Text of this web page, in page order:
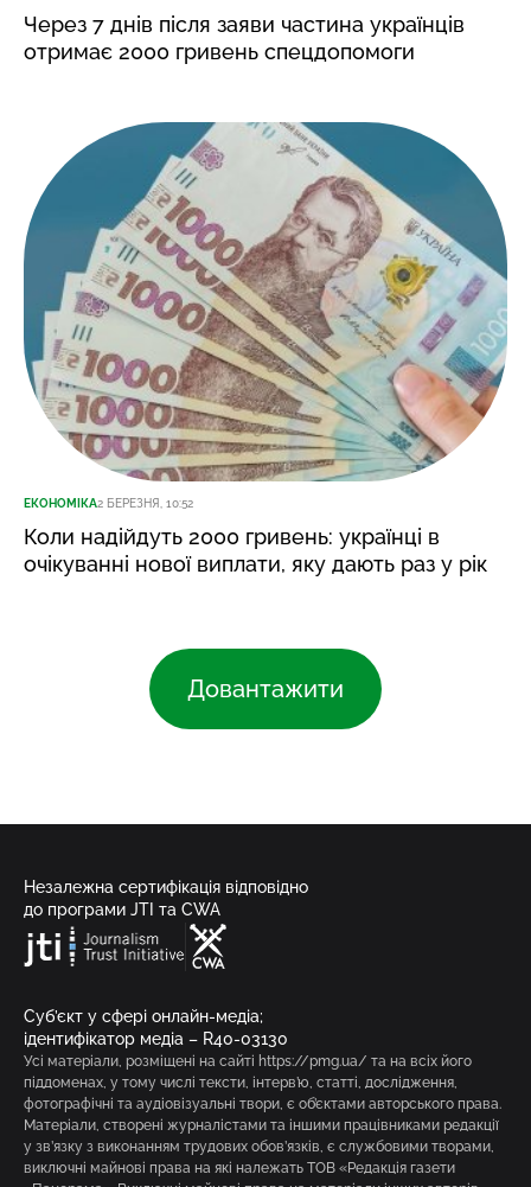
Через 7 днів після заяви частина українців
отримає 2000 гривень спецдопомоги
ЕКОНОМІКА2 БЕРЕЗНЯ, 10:52
Коли надійдуть 2000 гривень: українці в
очікуванні нової виплати, яку дають раз у рік
Довантажити
Незалежна сертифікація відповідно
до програми JTI та CWA
Суб’єкт у сфері онлайн-медіа;
ідентифікатор медіа – R40-03130
Усі матеріали, розміщені на сайті https://pmg.ua/ та на всіх його
піддоменах, у тому числі тексти, інтерв’ю, статті, дослідження,
фотографічні та аудіовізуальні твори, є об’єктами авторського права.
Матеріали, створені журналістами та іншими працівниками редакції
у зв’язку з виконанням трудових обов’язків, є службовими творами,
виключні майнові права на які належать ТОВ «Редакція газети